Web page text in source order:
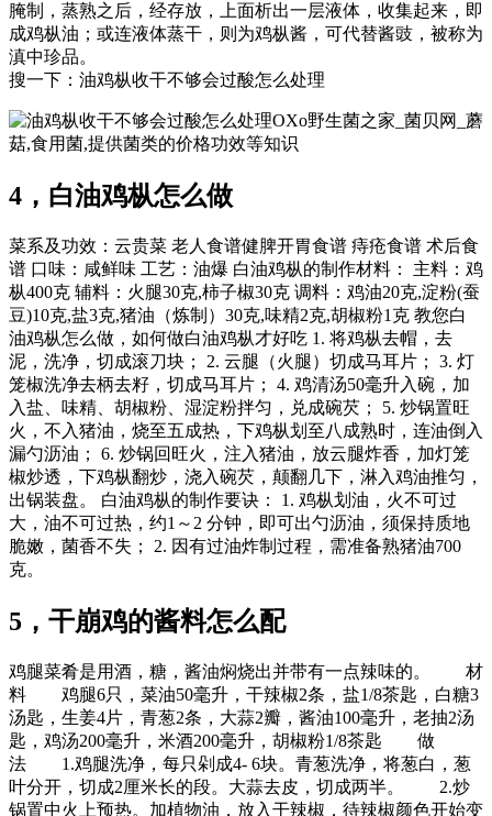
腌制，蒸熟之后，经存放，上面析出一层液体，收集起来，即
成鸡枞油；或连液体蒸干，则为鸡枞酱，可代替酱豉，被称为
滇中珍品。
搜一下：油鸡枞收干不够会过酸怎么处理
OXo野生菌之家_菌贝网_蘑
菇,食用菌,提供菌类的价格功效等知识
4，白油鸡枞怎么做
菜系及功效：云贵菜 老人食谱健脾开胃食谱 痔疮食谱 术后食
谱 口味：咸鲜味 工艺：油爆 白油鸡枞的制作材料： 主料：鸡
枞400克 辅料：火腿30克,柿子椒30克 调料：鸡油20克,淀粉(蚕
豆)10克,盐3克,猪油（炼制）30克,味精2克,胡椒粉1克 教您白
油鸡枞怎么做，如何做白油鸡枞才好吃 1. 将鸡枞去帽，去
泥，洗净，切成滚刀块； 2. 云腿（火腿）切成马耳片； 3. 灯
笼椒洗净去柄去籽，切成马耳片； 4. 鸡清汤50毫升入碗，加
入盐、味精、胡椒粉、湿淀粉拌匀，兑成碗芡； 5. 炒锅置旺
火，不入猪油，烧至五成热，下鸡枞划至八成熟时，连油倒入
漏勺沥油； 6. 炒锅回旺火，注入猪油，放云腿炸香，加灯笼
椒炒透，下鸡枞翻炒，浇入碗芡，颠翻几下，淋入鸡油推匀，
出锅装盘。 白油鸡枞的制作要诀： 1. 鸡枞划油，火不可过
大，油不可过热，约1～2 分钟，即可出勺沥油，须保持质地
脆嫩，菌香不失； 2. 因有过油炸制过程，需准备熟猪油700
克。
5，干崩鸡的酱料怎么配
鸡腿菜肴是用酒，糖，酱油焖烧出并带有一点辣味的。 材
料 鸡腿6只，菜油50毫升，干辣椒2条，盐1/8茶匙，白糖3
汤匙，生姜4片，青葱2条，大蒜2瓣，酱油100毫升，老抽2汤
匙，鸡汤200毫升，米酒200毫升，胡椒粉1/8茶匙 做
法 1.鸡腿洗净，每只剁成4- 6块。青葱洗净，将葱白，葱
叶分开，切成2厘米长的段。大蒜去皮，切成两半。 2.炒
锅置中火上预热。加植物油，放入干辣椒，待辣椒颜色开始变